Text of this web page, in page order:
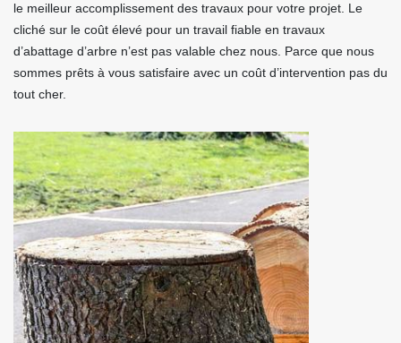
le meilleur accomplissement des travaux pour votre projet. Le
cliché sur le coût élevé pour un travail fiable en travaux
d’abattage d’arbre n’est pas valable chez nous. Parce que nous
sommes prêts à vous satisfaire avec un coût d’intervention pas du
tout cher.